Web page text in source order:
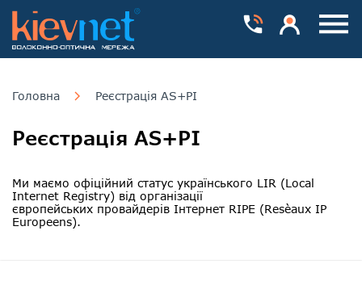
Головна Реєстрація AS+PI
Реєстрація AS+PI
Ми маємо офіційний статус українського LIR (Local
Internet Registry) від організації
європейських провайдерів Інтернет RIPE (Resèaux IP
Europeens).